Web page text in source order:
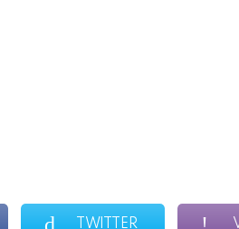
TWITTER